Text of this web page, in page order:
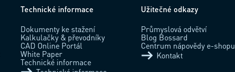
Technické informace
Dokumenty ke stažení
Kalkulačky & převodníky
CAD Online Portál
White Paper
Technické informace
Užitečné odkazy
Průmyslová odvětví
Blog Bossard
Centrum nápovědy e-shopu
Kontakt